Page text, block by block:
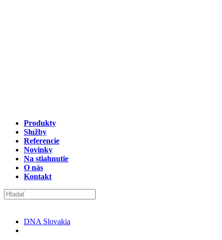
Produkty
Služby
Referencie
Novinky
Na stiahnutie
O nás
Kontakt
DNA Slovakia